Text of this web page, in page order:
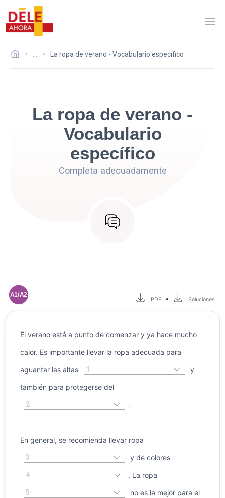
La ropa de verano - Vocabulario específico
La ropa de verano -
Vocabulario
específico
Completa adecuadamente
A1/A2
PDF • Soluciones
El verano está a punto de comenzar y ya hace mucho
calor. Es importante llevar la ropa adecuada para
aguantar las altas 1 y
también para protegerse del
2 .
En general, se recomienda llevar ropa
3 y de colores
4 . La ropa
5 no es la mejor para el